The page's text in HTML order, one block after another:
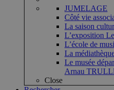
JUMELAGE
Côté vie
La saison
L’exposition
L’école de
La
Le musée
Arnau
Close